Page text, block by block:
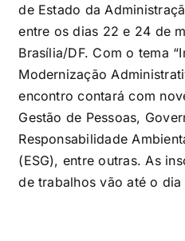
de Estado da
entre os dias 22 e 24 de
Brasília/DF. Com o tema
Modernização
encontro contará com
Gestão de Pessoas,
Responsabilidade
(ESG), entre outras. As
de trabalhos vão até o